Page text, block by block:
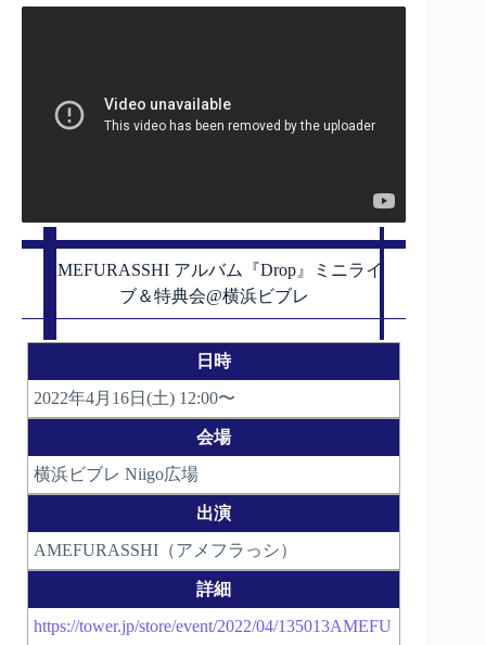
AMEFURASSHI アルバム『Drop』ミニライ
ブ＆特典会@横浜ビブレ
日時
2022年4月16日(土) 12:00〜
会場
横浜ビブレ Niigo広場
出演
AMEFURASSHI（アメフラっシ）
詳細
https://tower.jp/store/event/2022/04/135013AMEFU